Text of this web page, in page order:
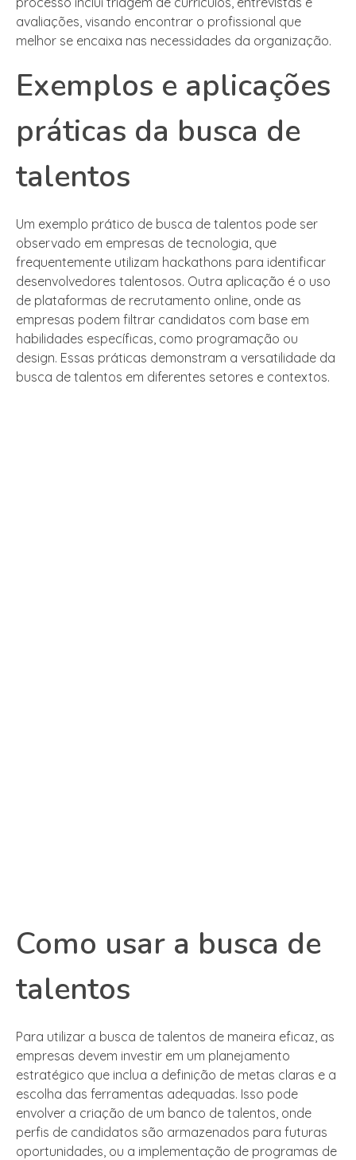
avaliações, visando encontrar o profissional que
melhor se encaixa nas necessidades da organização.
Exemplos e aplicações
práticas da busca de
talentos
Um exemplo prático de busca de talentos pode ser
observado em empresas de tecnologia, que
frequentemente utilizam hackathons para identificar
desenvolvedores talentosos. Outra aplicação é o uso
de plataformas de recrutamento online, onde as
empresas podem filtrar candidatos com base em
habilidades específicas, como programação ou
design. Essas práticas demonstram a versatilidade da
busca de talentos em diferentes setores e contextos.
Como usar a busca de
talentos
Para utilizar a busca de talentos de maneira eficaz, as
empresas devem investir em um planejamento
estratégico que inclua a definição de metas claras e a
escolha das ferramentas adequadas. Isso pode
envolver a criação de um banco de talentos, onde
perfis de candidatos são armazenados para futuras
oportunidades, ou a implementação de programas de